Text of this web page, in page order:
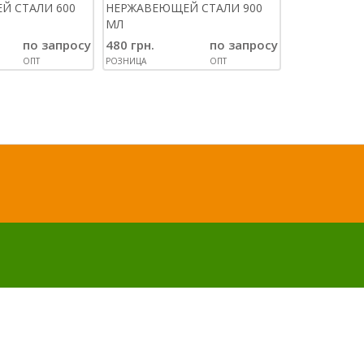
СТАЛИ 600
по запросу
ОПТ
НЕРЖАВЕЮЩЕЙ СТАЛИ 900
МЛ
480 грн.
РОЗНИЦА
по запросу
ОПТ